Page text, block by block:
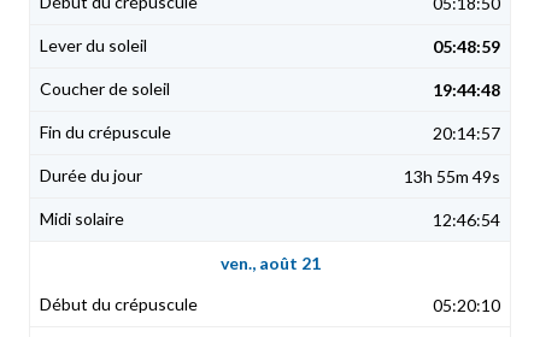
05:48:59
19:44:48
20:14:57
13h 55m 49s
12:46:54
ven., août 21
05:20:10